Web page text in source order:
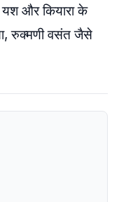
यश और कियारा के
रुक्मणी वसंत जैसे